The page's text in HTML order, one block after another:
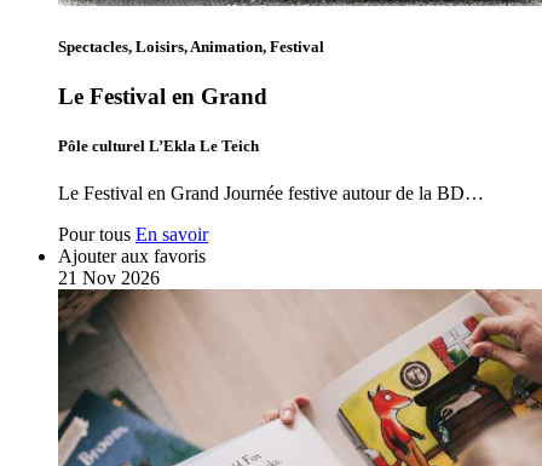
Spectacles, Loisirs, Animation, Festival
Le Festival en Grand
Pôle culturel L’Ekla Le Teich
Le Festival en Grand Journée festive autour de la BD…
Pour tous En savoir
Ajouter aux favoris
21 Nov 2026